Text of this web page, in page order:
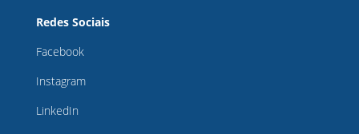
Redes Sociais
Facebook
Instagram
LinkedIn